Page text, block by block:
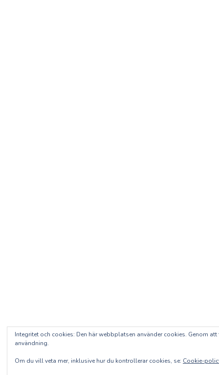
Integritet och cookies: Den här webbplatsen använder cookies. Genom
användning.
Om du vill veta mer, inklusive hur du kontrollerar cookies, se: Cookie-